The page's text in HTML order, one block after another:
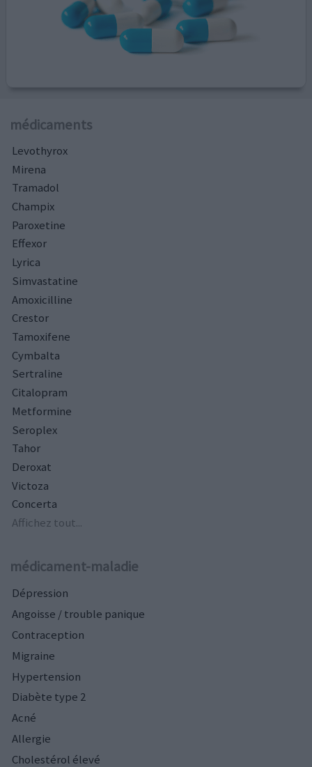
médicaments
Levothyrox
Mirena
Tramadol
Champix
Paroxetine
Effexor
Lyrica
Simvastatine
Amoxicilline
Crestor
Tamoxifene
Cymbalta
Sertraline
Citalopram
Metformine
Seroplex
Tahor
Deroxat
Victoza
Concerta
Affichez tout...
médicament-maladie
Dépression
Angoisse / trouble panique
Contraception
Migraine
Hypertension
Diabète type 2
Acné
Allergie
Cholestérol élevé